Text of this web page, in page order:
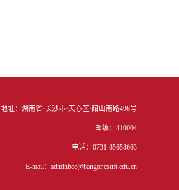
地址：湖南省·长沙市·天心区·韶山南路498号
邮编：410004
电话：0731-85658663
E-mail：adminbcc@bangor.csuft.edu.cn